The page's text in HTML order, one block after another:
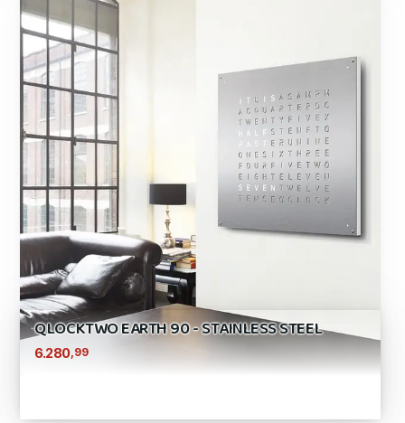
QLOCKTWO EARTH 90 - STAINLESS STEEL
6.280 ,99